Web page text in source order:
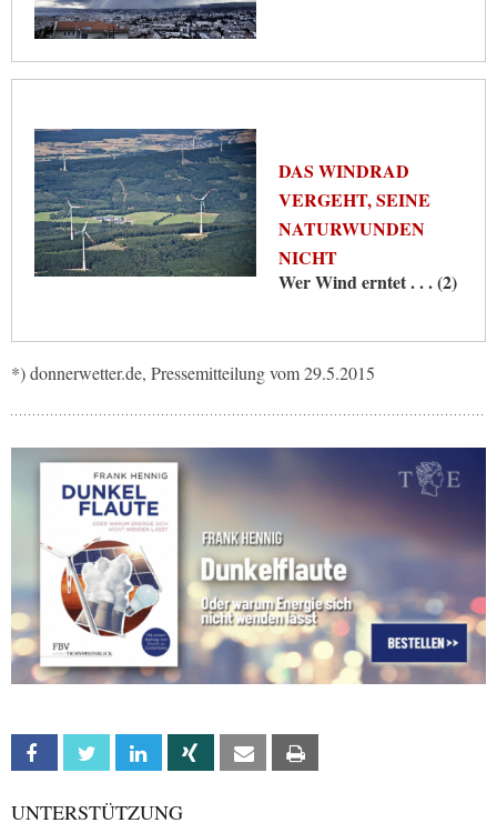
DAS WINDRAD
VERGEHT, SEINE
NATURWUNDEN
NICHT
Wer Wind erntet . . . (2)
*) donnerwetter.de, Pressemitteilung vom 29.5.2015
Facebook Twitter Linkedin Xing Email
UNTERSTÜTZUNG